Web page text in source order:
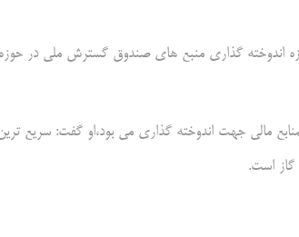
گذاری منبع های صندوق گسترش ملی در
تجارت نیوز، مهدی غضنفری با اشاره به این که، علت ناترازی در دهه 90 افتمنابع مالی جهت اندوخته گذاری می بود،‌او
گاز است.